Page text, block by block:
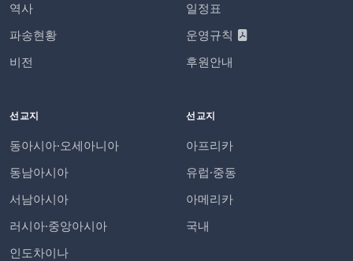
역사
파송현황
비전
일정표
운영규칙
후원안내
선교지
동아시아·오세아니아
동남아시아
서남아시아
러시아·중앙아시아
인도차이나
선교지
아프리카
유럽·중동
아메리카
국내